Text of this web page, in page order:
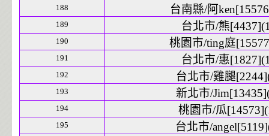
188 台南縣/阿
189 台北市/熊
190 桃園市/ting庭
191 台北市/惠
192 台北市/雞腿
193 新北市/
194 桃園市/瓜
195 台北市/